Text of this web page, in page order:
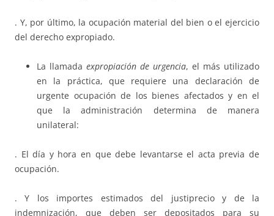
. Y, por último, la ocupación material del bien o el ejercicio
del derecho expropiado.
La llamada expropiación de urgencia, el más utilizado
en la práctica, que requiere una declaración de
urgente ocupación de los bienes afectados y en el
que la administración determina de manera
unilateral:
. El día y hora en que debe levantarse el acta previa de
ocupación.
. Y los importes estimados del justiprecio y de la
indemnización, que deben ser depositados para su